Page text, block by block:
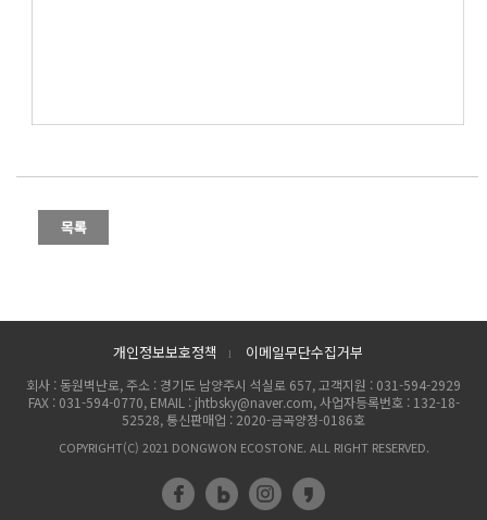
개인정보보호정책 l 이메일무단수집거부
회사 : 동원벽난로, 주소 : 경기도 남양주시 석실로 657, 고객지원 : 031-594-2929
FAX : 031-594-0770, EMAIL : jhtbsky@naver.com, 사업자등록번호 : 132-18-
52528, 통신판매업 : 2020-금곡양정-0186호
COPYRIGHT(C) 2021 DONGWON ECOSTONE. ALL RIGHT RESERVED.